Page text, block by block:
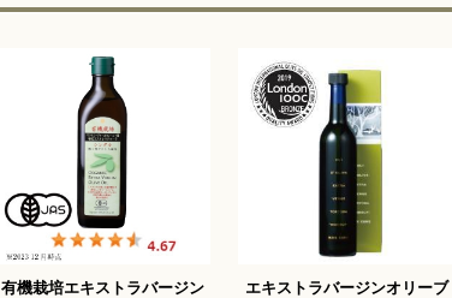
有機栽培エキストラバージン
エキストラバージンオリーブ